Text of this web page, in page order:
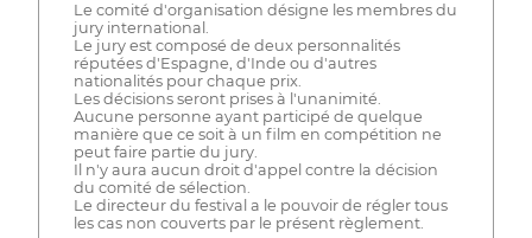
Le comité d'organisation désigne les membres du
jury international.
Le jury est composé de deux personnalités
réputées d'Espagne, d'Inde ou d'autres
nationalités pour chaque prix.
Les décisions seront prises à l'unanimité.
Aucune personne ayant participé de quelque
manière que ce soit à un film en compétition ne
peut faire partie du jury.
Il n'y aura aucun droit d'appel contre la décision
du comité de sélection.
Le directeur du festival a le pouvoir de régler tous
les cas non couverts par le présent règlement.